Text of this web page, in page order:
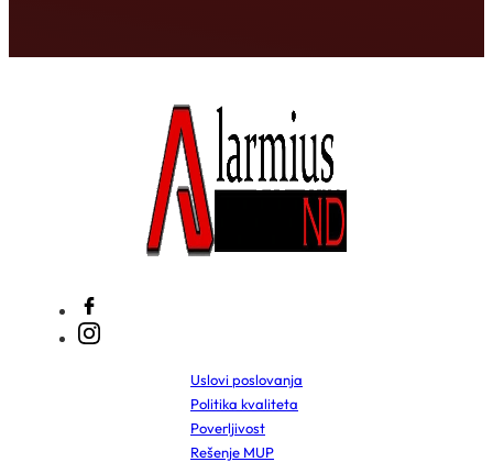
Uslovi poslovanja
Politika kvaliteta
Poverljivost
Rešenje MUP